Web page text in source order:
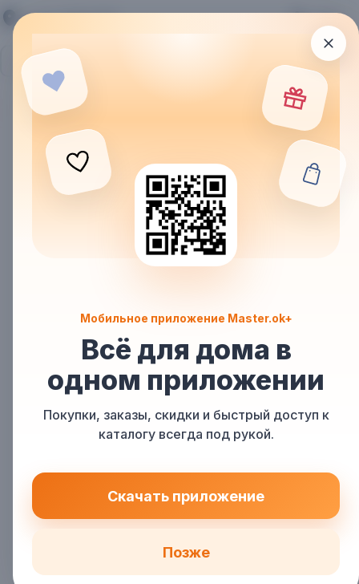
Мобильное приложение Master.ok+
Всё для дома в
одном приложении
Покупки, заказы, скидки и быстрый доступ к
каталогу всегда под рукой.
Скачать приложение
Позже
город: Душанбе 2022